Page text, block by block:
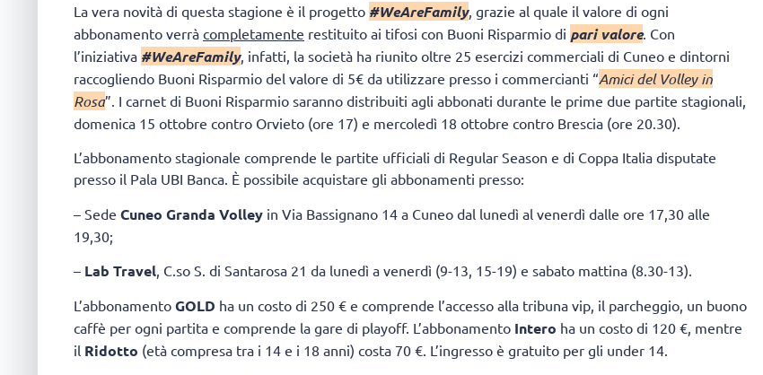
La vera novità di questa stagione è il progetto #WeAreFamily, grazie al quale il valore di ogni
abbonamento verrà completamente restituito ai tifosi con Buoni Risparmio di pari valore. Con
l’iniziativa #WeAreFamily, infatti, la società ha riunito oltre 25 esercizi commerciali di Cuneo e dintorni
raccogliendo Buoni Risparmio del valore di 5€ da utilizzare presso i commercianti “Amici del Volley in
Rosa”. I carnet di Buoni Risparmio saranno distribuiti agli abbonati durante le prime due partite stagionali,
domenica 15 ottobre contro Orvieto (ore 17) e mercoledì 18 ottobre contro Brescia (ore 20.30).
L’abbonamento stagionale comprende le partite ufficiali di Regular Season e di Coppa Italia disputate
presso il Pala UBI Banca. È possibile acquistare gli abbonamenti presso:
– Sede Cuneo Granda Volley in Via Bassignano 14 a Cuneo dal lunedì al venerdì dalle ore 17,30 alle
19,30;
– Lab Travel , C.so S. di Santarosa 21 da lunedì a venerdì (9-13, 15-19) e sabato mattina (8.30-13).
L’abbonamento GOLD ha un costo di 250 € e comprende l’accesso alla tribuna vip, il parcheggio, un buono
caffè per ogni partita e comprende la gare di playoff. L’abbonamento Intero ha un costo di 120 €, mentre
il Ridotto (età compresa tra i 14 e i 18 anni) costa 70 €. L’ingresso è gratuito per gli under 14.